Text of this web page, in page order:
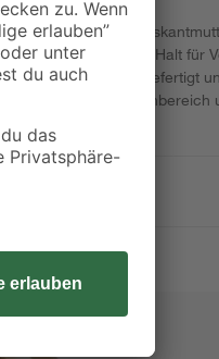
mit den
wird ein sicherer Halt für
sind aus Edelstahl gefertigt
finden sie im Außenbereich